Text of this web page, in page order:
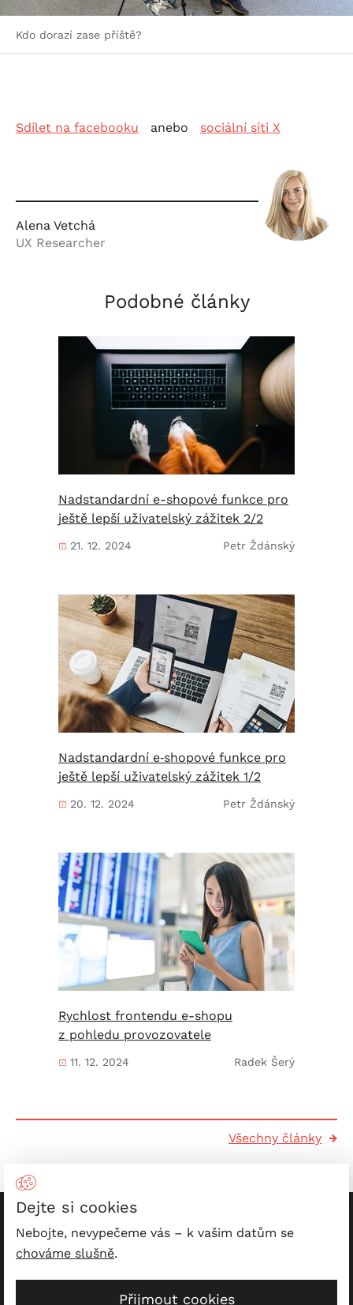
Kdo dorazí zase příště?
Sdílet na facebooku anebo sociální síti X
Alena Vetchá
UX Researcher
Podobné články
Nadstandardní e-shopové funkce pro
ještě lepší uživatelský zážitek 2/2
21. 12. 2024 Petr Ždánský
Nadstandardní e‑shopové funkce pro
ještě lepší uživatelský zážitek 1/2
20. 12. 2024 Petr Ždánský
Rychlost frontendu e-shopu
z pohledu provozovatele
11. 12. 2024 Radek Šerý
Všechny články
Patička
PeckaDesign na
LinkedIn
Logo ke stažení | Přístupnost
Dejte si cookies
Nebojte, nevypečeme vás – k vašim datům se
chováme slušně.
Přijmout cookies